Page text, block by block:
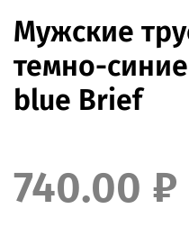
Мужские
темно-
blue Brief
740.00 ₽